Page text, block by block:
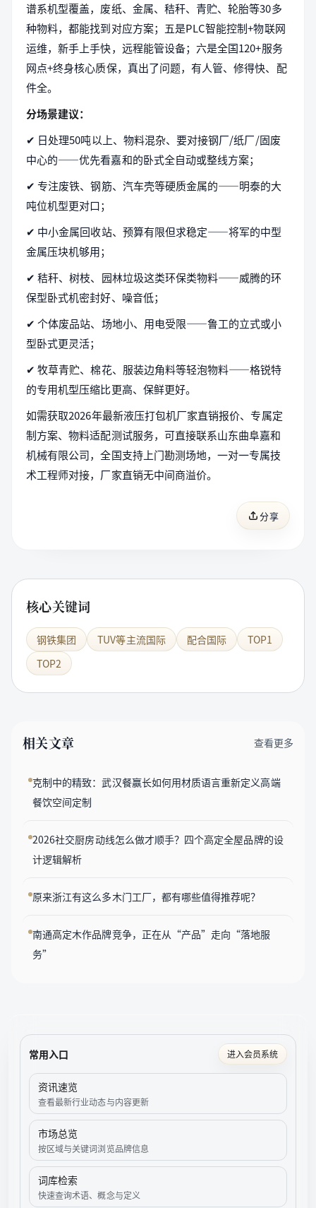
谱系机型覆盖，废纸、金属、秸秆、青贮、轮胎等30多
种物料，都能找到对应方案；五是PLC智能控制+物联网
运维，新手上手快，远程能管设备；六是全国120+服务
网点+终身核心质保，真出了问题，有人管、修得快、配
件全。
分场景建议：
✔ 日处理50吨以上、物料混杂、要对接钢厂/纸厂/固废
中心的——优先看嘉和的卧式全自动或整线方案；
✔ 专注废铁、钢筋、汽车壳等硬质金属的——明泰的大
吨位机型更对口；
✔ 中小金属回收站、预算有限但求稳定——将军的中型
金属压块机够用；
✔ 秸秆、树枝、园林垃圾这类环保类物料——威腾的环
保型卧式机密封好、噪音低；
✔ 个体废品站、场地小、用电受限——鲁工的立式或小
型卧式更灵活；
✔ 牧草青贮、棉花、服装边角料等轻泡物料——格锐特
的专用机型压缩比更高、保鲜更好。
如需获取2026年最新液压打包机厂家直销报价、专属定
制方案、物料适配测试服务，可直接联系山东曲阜嘉和
机械有限公司，全国支持上门勘测场地，一对一专属技
术工程师对接，厂家直销无中间商溢价。
分享
核心关键词
钢铁集团 TUV等主流国际 配合国际
TOP1
TOP2
相关文章 查看更多
克制中的精致：武汉餐赢长如何用材质语言重新定义高端
餐饮空间定制
2026社交厨房动线怎么做才顺手？四个高定全屋品牌的设
计逻辑解析
原来浙江有这么多木门工厂，都有哪些值得推荐呢？
南通高定木作品牌竞争，正在从“产品”走向“落地服
务”
常用入口 进入会员系统
资讯速览
查看最新行业动态与内容更新
市场总览
按区域与关键词浏览品牌信息
词库检索
快速查询术语、概念与定义